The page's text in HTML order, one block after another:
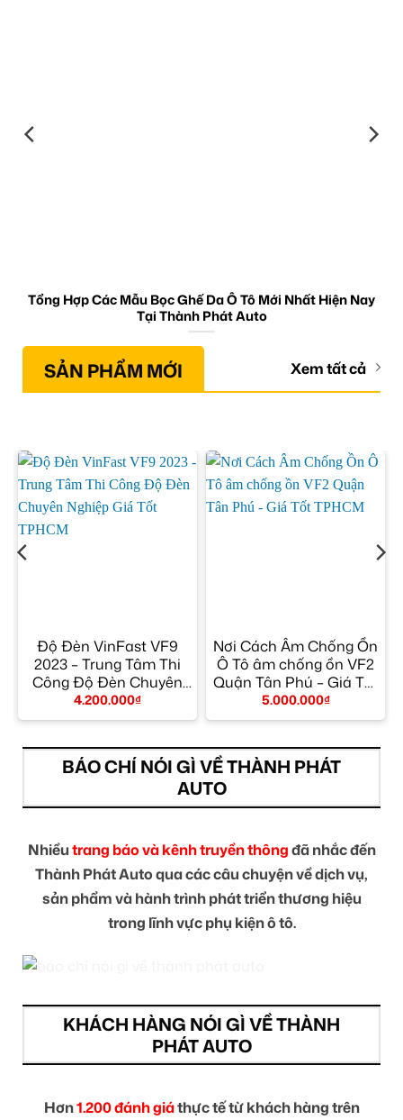
Tổng Hợp Các Mẫu Bọc Ghế Da Ô Tô Mới Nhất Hiện Nay
Tại Thành Phát Auto
SẢN PHẨM MỚI Xem tất cả
Độ Đèn VinFast VF9
2023 – Trung Tâm Thi
Công Độ Đèn Chuyên
Nghiệp Giá Tốt TPHCM
4.200.000₫
Nơi Cách Âm Chống Ồn
Ô Tô âm chống ồn VF2
Quận Tân Phú – Giá Tốt
TPHCM
5.000.000₫
BÁO CHÍ NÓI GÌ VỀ THÀNH PHÁT
AUTO
Nhiềutrang báo và kênh truyền thôngđã nhắc đến
Thành Phát Auto qua các câu chuyện về dịch vụ,
sản phẩm và hành trình phát triển thương hiệu
trong lĩnh vực phụ kiện ô tô.
KHÁCH HÀNG NÓI GÌ VỀ THÀNH
PHÁT AUTO
Hơn1.200 đánh giáthực tế từ khách hàng trên